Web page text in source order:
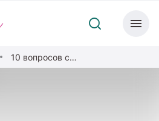
10 вопросов специалисту: беседуем с пульмонологом о кашле